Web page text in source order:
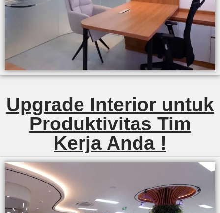
Upgrade Interior untuk
Produktivitas Tim
Kerja Anda !